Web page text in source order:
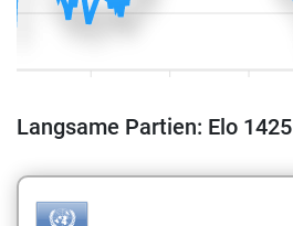
Langsame Partien: Elo 1425